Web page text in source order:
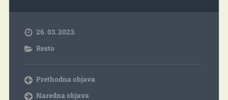
26. 03. 2023.
Resto
Prethodna objava
Naredna objava